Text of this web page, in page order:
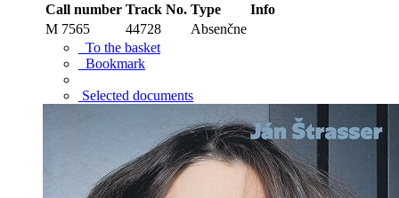
Call number Track No. Type
Info
M 7565
44728
Absenčne
To the basket
Bookmark
Selected documents